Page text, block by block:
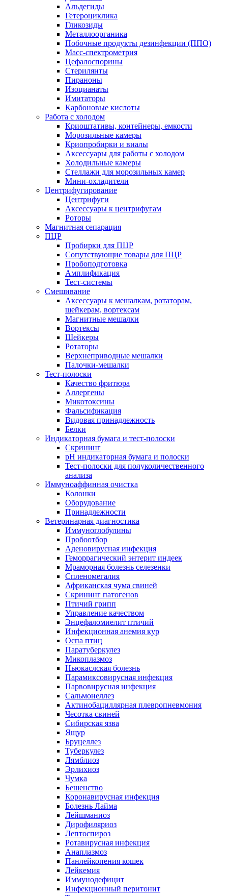
Альдегиды
Гетероциклика
Гликозиды
Металлоорганика
Побочные продукты дезинфекции (ППО)
Масс-спектрометрия
Цефалоспорины
Стерилянты
Пираноны
Изоцианаты
Имитаторы
Карбоновые кислоты
Работа с холодом
Криоштативы, контейнеры, емкости
Морозильные камеры
Криопробирки и виалы
Аксессуары для работы с холодом
Холодильные камеры
Стеллажи для морозильных камер
Мини-охладители
Центрифугирование
Центрифуги
Аксессуары к центрифугам
Роторы
Магнитная сепарация
ПЦР
Пробирки для ПЦР
Сопутствующие товары для ПЦР
Пробоподготовка
Амплификация
Тест-системы
Смешивание
Аксессуары к мешалкам, ротаторам,
шейкерам, вортексам
Магнитные мешалки
Вортексы
Шейкеры
Ротаторы
Верхнеприводные мешалки
Палочки-мешалки
Тест-полоски
Качество фритюра
Аллергены
Микотоксины
Фальсификация
Видовая принадлежность
Белки
Индикаторная бумага и тест-полоски
Скрининг
pH индикаторная бумага и полоски
Тест-полоски для полуколичественного
анализа
Иммуноаффинная очистка
Колонки
Оборудование
Принадлежности
Ветеринарная диагностика
Иммуноглобулины
Пробоотбор
Аденовирусная инфекция
Геморрагический энтерит индеек
Мраморная болезнь селезенки
Спленомегалия
Африканская чума свиней
Скрининг патогенов
Птичий грипп
Управление качеством
Энцефаломиелит птичий
Инфекционная анемия кур
Оспа птиц
Паратуберкулез
Микоплазмоз
Ньюкаслская болезнь
Парамиксовирусная инфекция
Парвовирусная инфекция
Сальмонеллез
Актинобациллярная плевропневмония
Чесотка свиней
Сибирская язва
Ящур
Бруцеллез
Туберкулез
Лямблиоз
Эрлихиоз
Чумка
Бешенство
Коронавирусная инфекция
Болезнь Лайма
Лейшманиоз
Дирофиляриоз
Лептоспироз
Ротавирусная инфекция
Анаплазмоз
Панлейкопения кошек
Лейкемия
Иммунодефицит
Инфекционный перитонит